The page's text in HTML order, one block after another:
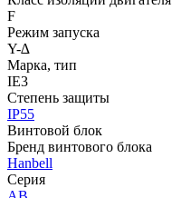
F
Режим запуска
Y-∆
Марка, тип
IE3
Степень защиты
IP55
Винтовой блок
Бренд винтового блока
Hanbell
Серия